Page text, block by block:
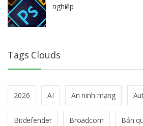
nghiệp
Tags Clouds
2026 AI An ninh mạng
Bitdefender Broadcom Bản